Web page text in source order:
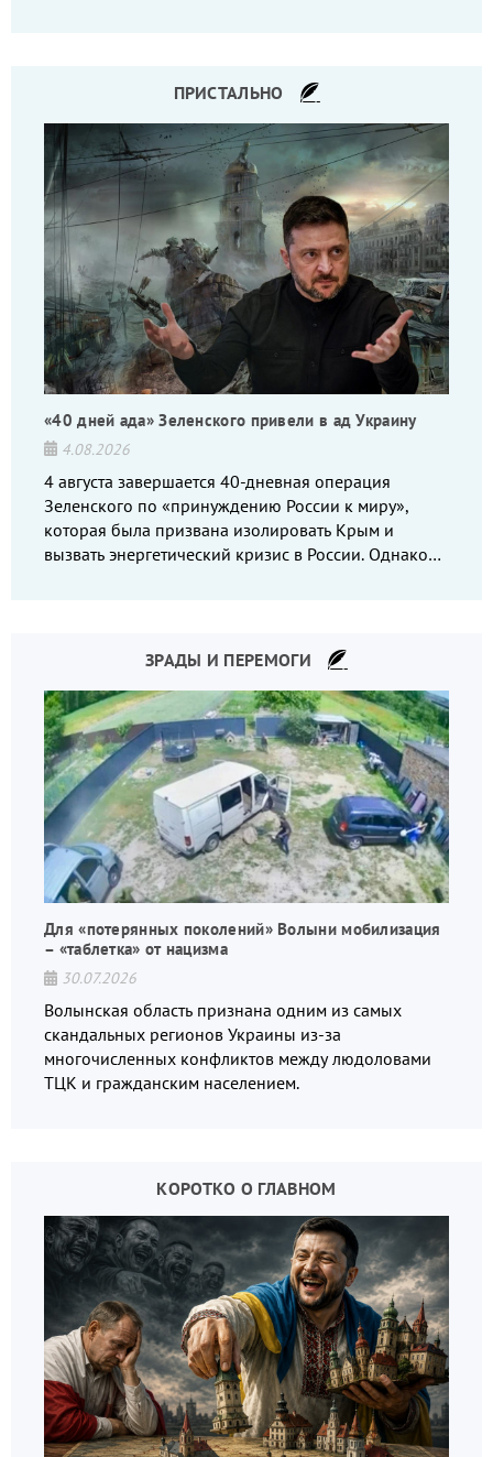
ПРИСТАЛЬНО
«40 дней ада» Зеленского привели в ад Украину
4.08.2026
4 августа завершается 40-дневная операция
Зеленского по «принуждению России к миру»,
которая была призвана изолировать Крым и
вызвать энергетический кризис в России. Однако
ЗРАДЫ И ПЕРЕМОГИ
Для «потерянных поколений» Волыни мобилизация
– «таблетка» от нацизма
30.07.2026
Волынская область признана одним из самых
скандальных регионов Украины из-за
многочисленных конфликтов между людоловами
ТЦК и гражданским населением.
КОРОТКО О ГЛАВНОМ